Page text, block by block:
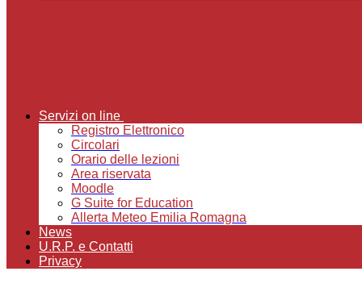
Servizi on line
Registro Elettronico
Circolari
Orario delle lezioni
Area riservata
Moodle
G Suite for Education
Allerta Meteo Emilia Romagna
News
U.R.P. e Contatti
Privacy